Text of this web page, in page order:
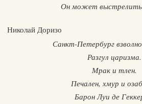
Он может выстрелить
Николай Доризо
Санкт-Петербург
Разгул царизма.
Мрак и тлен.
Печален, хмур и
Барон Луи де